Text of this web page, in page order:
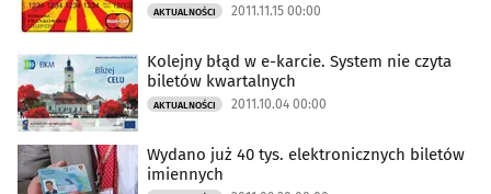
AKTUALNOŚCI 2011.11.15 00:00
Kolejny błąd w e-karcie. System nie czyta
biletów kwartalnych
AKTUALNOŚCI 2011.10.04 00:00
Wydano już 40 tys. elektronicznych biletów
imiennych